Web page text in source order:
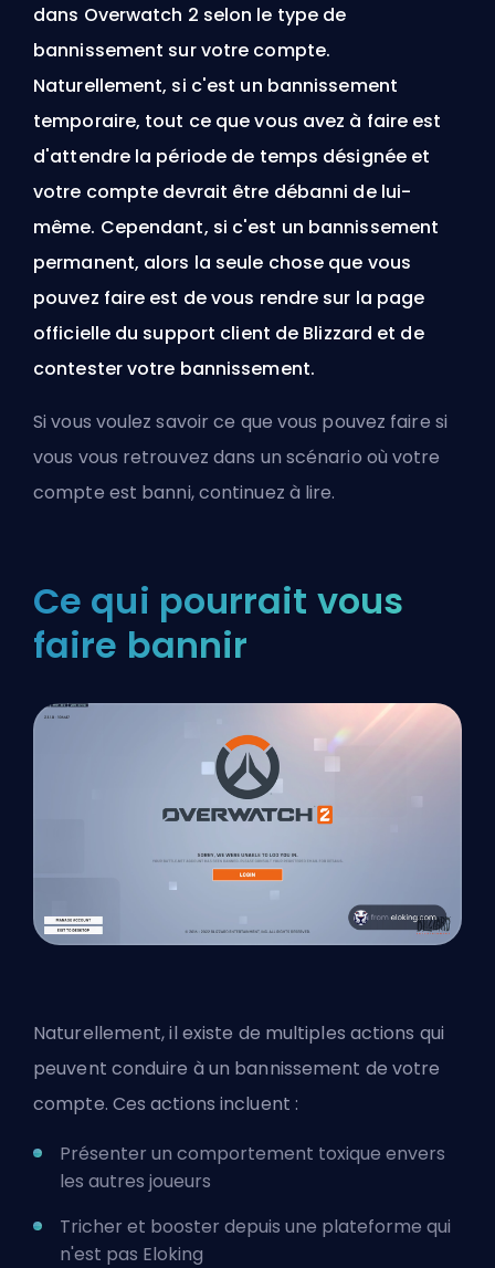
dans Overwatch 2 selon le type de
bannissement sur votre compte.
Naturellement, si c'est un bannissement
temporaire, tout ce que vous avez à faire est
d'attendre la période de temps désignée et
votre compte devrait être débanni de lui-
même. Cependant, si c'est un bannissement
permanent, alors la seule chose que vous
pouvez faire est de vous rendre sur la page
officielle du support client de Blizzard et de
contester votre bannissement.
Si vous voulez savoir ce que vous pouvez faire si
vous vous retrouvez dans un scénario où votre
compte est banni, continuez à lire.
Ce qui pourrait vous
faire bannir
Naturellement, il existe de multiples actions qui
peuvent conduire à un bannissement de votre
compte. Ces actions incluent :
Présenter un comportement toxique envers
les autres joueurs
Tricher et booster depuis une plateforme qui
n'est pas Eloking